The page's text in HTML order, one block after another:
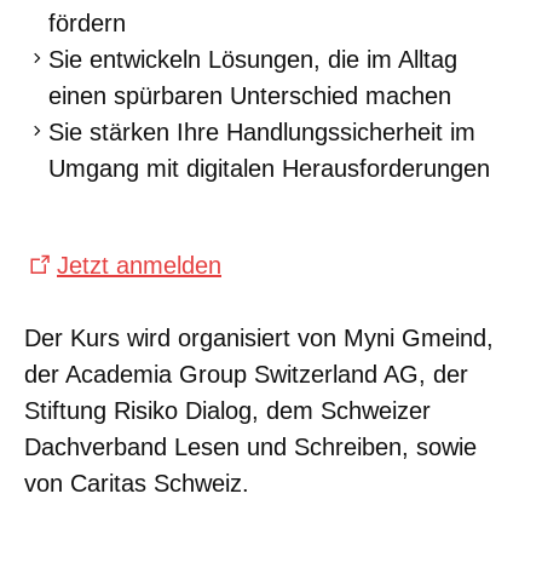
fördern
Sie entwickeln Lösungen, die im Alltag
einen spürbaren Unterschied machen
Sie stärken Ihre Handlungssicherheit im
Umgang mit digitalen Herausforderungen
Jetzt anmelden
Der Kurs wird organisiert von Myni Gmeind,
der Academia Group Switzerland AG, der
Stiftung Risiko Dialog, dem Schweizer
Dachverband Lesen und Schreiben, sowie
von Caritas Schweiz.